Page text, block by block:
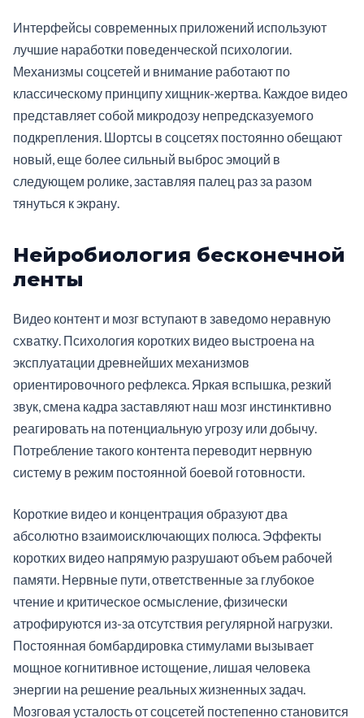
Интерфейсы современных приложений используют
лучшие наработки поведенческой психологии.
Механизмы соцсетей и внимание работают по
классическому принципу хищник-жертва. Каждое видео
представляет собой микродозу непредсказуемого
подкрепления. Шортсы в соцсетях постоянно обещают
новый, еще более сильный выброс эмоций в
следующем ролике, заставляя палец раз за разом
тянуться к экрану.
Нейробиология бесконечной
ленты
Видео контент и мозг вступают в заведомо неравную
схватку. Психология коротких видео выстроена на
эксплуатации древнейших механизмов
ориентировочного рефлекса. Яркая вспышка, резкий
звук, смена кадра заставляют наш мозг инстинктивно
реагировать на потенциальную угрозу или добычу.
Потребление такого контента переводит нервную
систему в режим постоянной боевой готовности.
Короткие видео и концентрация образуют два
абсолютно взаимоисключающих полюса. Эффекты
коротких видео напрямую разрушают объем рабочей
памяти. Нервные пути, ответственные за глубокое
чтение и критическое осмысление, физически
атрофируются из-за отсутствия регулярной нагрузки.
Постоянная бомбардировка стимулами вызывает
мощное когнитивное истощение, лишая человека
энергии на решение реальных жизненных задач.
Мозговая усталость от соцсетей постепенно становится